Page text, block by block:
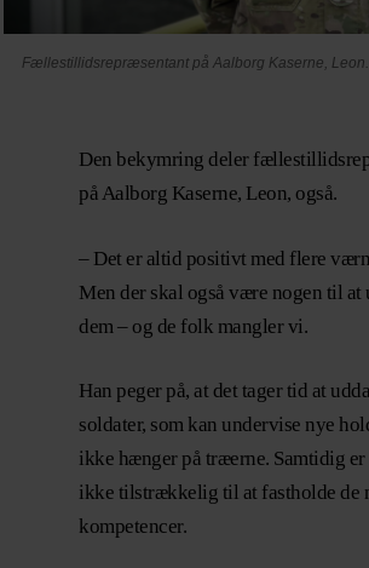
Fællestillidsrepræsentant på Aalborg Kaserne, Leon.
Den bekymring deler
på Aalborg Kaserne, Leon, også.
– Det er altid positivt med flere
Men der skal også være nogen til at
dem – og de folk mangler vi.
Han peger på, at det tager tid at
soldater, som kan undervise nye
ikke hænger på træerne. Samtidig
ikke tilstrækkelig til at fastholde de
kompetencer.